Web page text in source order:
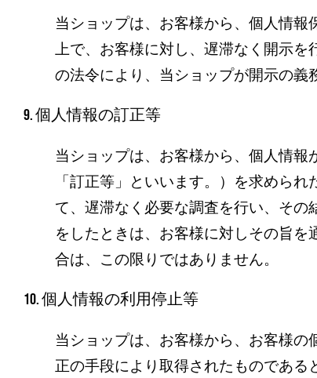
当ショップは、お客様から、個人情
上で、お客様に対し、遅滞なく開示
の法令により、当ショップが開示の義
9. 個人情報の訂正等
当ショップは、お客様から、個人情
「訂正等」といいます。）を求めら
て、遅滞なく必要な調査を行い、そ
をしたときは、お客様に対しその旨
合は、この限りではありません。
10. 個人情報の利用停止等
当ショップは、お客様から、お客様
正の手段により取得されたものであ